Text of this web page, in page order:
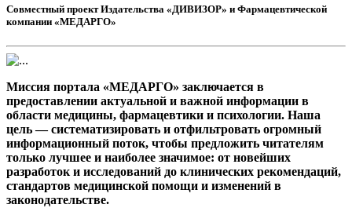
Совместный проект Издательства «ДИВИЗОР» и Фармацевтической
компании «МЕДАРГО»
Миссия портала «МЕДАРГО» заключается в
предоставлении актуальной и важной информации в
области медицины, фармацевтики и психологии. Наша
цель — систематизировать и отфильтровать огромный
информационный поток, чтобы предложить читателям
только лучшее и наиболее значимое: от новейших
разработок и исследований до клинических рекомендаций,
стандартов медицинской помощи и изменений в
законодательстве.